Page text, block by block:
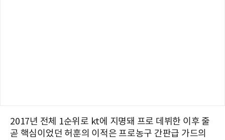
2017년 전체 1순위로 kt에 지명돼 프로 데뷔한 이후 줄
곧 핵심이었던 허훈의 이적은 프로농구 간판급 가드의